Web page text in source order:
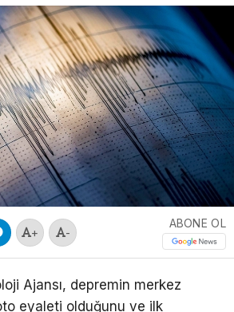
+ -
ABONE OL
Ajansı, depremin merkez
eyaleti olduğunu ve ilk